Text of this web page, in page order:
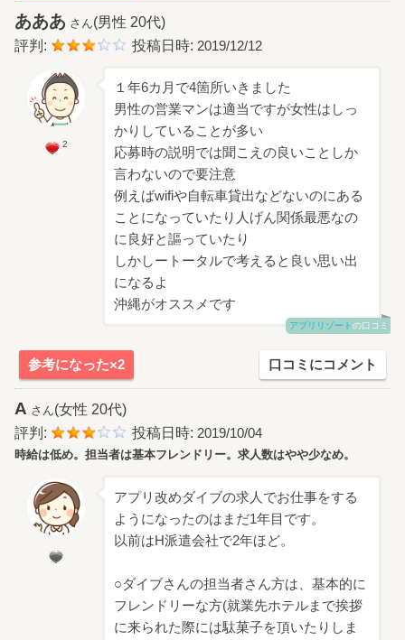
あああ さん(男性 20代)
評判:
投稿日時: 2019/12/12
2
１年6カ月で4箇所いきました
男性の営業マンは適当ですが女性はしっ
かりしていることが多い
応募時の説明では聞こえの良いことしか
言わないので要注意
例えばwifiや自転車貸出などないのにある
ことになっていたり人げん関係最悪なの
に良好と謳っていたり
しかしートータルで考えると良い思い出
になるよ
沖縄がオススメです
アプリリゾートの口コミ
参考になった×2 口コミにコメント
A さん(女性 20代)
評判:
投稿日時: 2019/10/04
時給は低め。担当者は基本フレンドリー。求人数はやや少なめ。
アプリ改めダイブの求人でお仕事をする
ようになったのはまだ1年目です。
以前はH派遣会社で2年ほど。
○ダイブさんの担当者さん方は、基本的に
フレンドリーな方(就業先ホテルまで挨拶
に来られた際には駄菓子を頂いたりしま